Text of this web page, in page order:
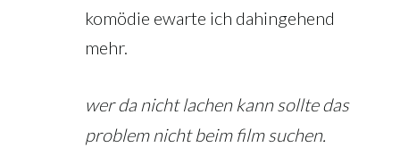
komödie ewarte ich dahingehend
mehr.
wer da nicht lachen kann sollte das
problem nicht beim film suchen.